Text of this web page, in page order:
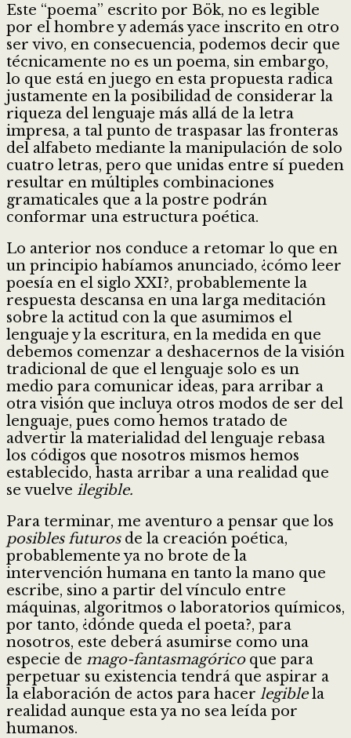
Este “poema” escrito por Bök, no es legible
por el hombre y además yace inscrito en otro
ser vivo, en consecuencia, podemos decir que
técnicamente no es un poema, sin embargo,
lo que está en juego en esta propuesta radica
justamente en la posibilidad de considerar la
riqueza del lenguaje más allá de la letra
impresa, a tal punto de traspasar las fronteras
del alfabeto mediante la manipulación de solo
cuatro letras, pero que unidas entre sí pueden
resultar en múltiples combinaciones
gramaticales que a la postre podrán
conformar una estructura poética.
Lo anterior nos conduce a retomar lo que en
un principio habíamos anunciado, ¿cómo leer
poesía en el siglo XXI?, probablemente la
respuesta descansa en una larga meditación
sobre la actitud con la que asumimos el
lenguaje y la escritura, en la medida en que
debemos comenzar a deshacernos de la visión
tradicional de que el lenguaje solo es un
medio para comunicar ideas, para arribar a
otra visión que incluya otros modos de ser del
lenguaje, pues como hemos tratado de
advertir la materialidad del lenguaje rebasa
los códigos que nosotros mismos hemos
establecido, hasta arribar a una realidad que
se vuelve ilegible.
Para terminar, me aventuro a pensar que los
posibles futurosde la creación poética,
probablemente ya no brote de la
intervención humana en tanto la mano que
escribe, sino a partir del vínculo entre
máquinas, algoritmos o laboratorios químicos,
por tanto, ¿dónde queda el poeta?, para
nosotros, este deberá asumirse como una
especie de mago-fantasmagórico que para
perpetuar su existencia tendrá que aspirar a
la elaboración de actos para hacer legiblela
realidad aunque esta ya no sea leída por
humanos.